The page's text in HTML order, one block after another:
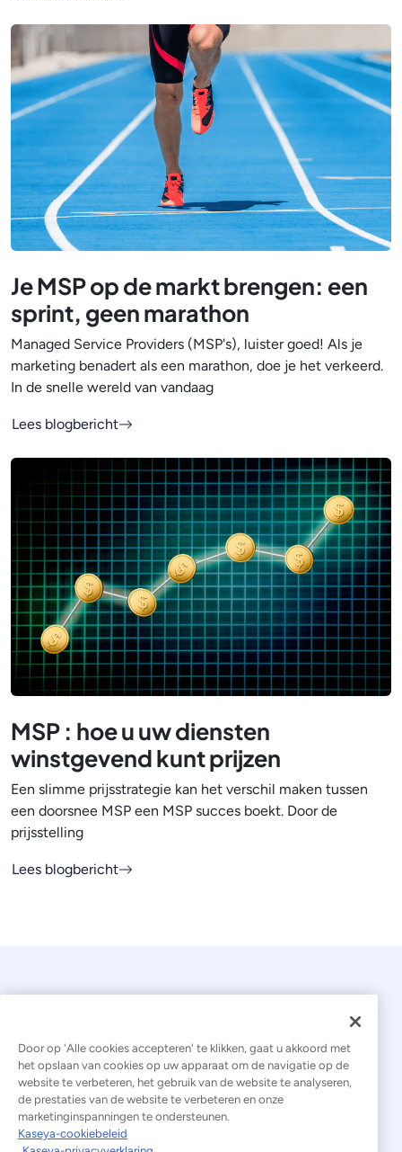
Je MSP op de markt brengen: een
sprint, geen marathon
Managed Service Providers (MSP's), luister goed! Als je
marketing benadert als een marathon, doe je het verkeerd.
In de snelle wereld van vandaag
Lees blogbericht
MSP : hoe u uw diensten
winstgevend kunt prijzen
Een slimme prijsstrategie kan het verschil maken tussen
een doorsnee MSP een MSP succes boekt. Door de
prijsstelling
Lees blogbericht
© 2026 Kaseya. Alle rechten voorbehouden.
Nederlands
Door op 'Alle cookies accepteren' te klikken, gaat u akkoord met
het opslaan van cookies op uw apparaat om de navigatie op de
website te verbeteren, het gebruik van de website te analyseren,
de prestaties van de website te verbeteren en onze
marketinginspanningen te ondersteunen.
Kaseya-cookiebeleid